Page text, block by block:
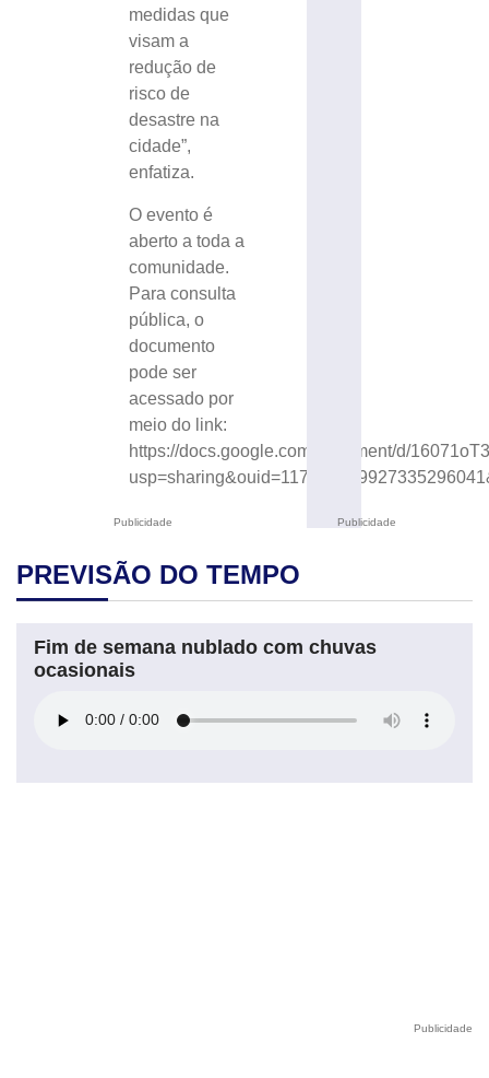
Publicidade
medidas que
visam a
redução de
risco de
desastre na
cidade”,
enfatiza.
O evento é
aberto a toda a
comunidade.
Para consulta
pública, o
documento
pode ser
acessado por
meio do link:
https://docs.google.com/document/d/
Publicidade
PREVISÃO DO TEMPO
Fim de semana nublado com chuvas
ocasionais
Publicidade